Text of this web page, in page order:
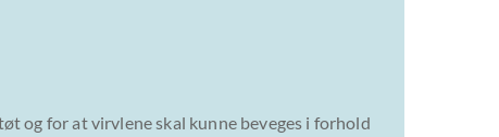
og for at virvlene skal kunne beveges i forhold